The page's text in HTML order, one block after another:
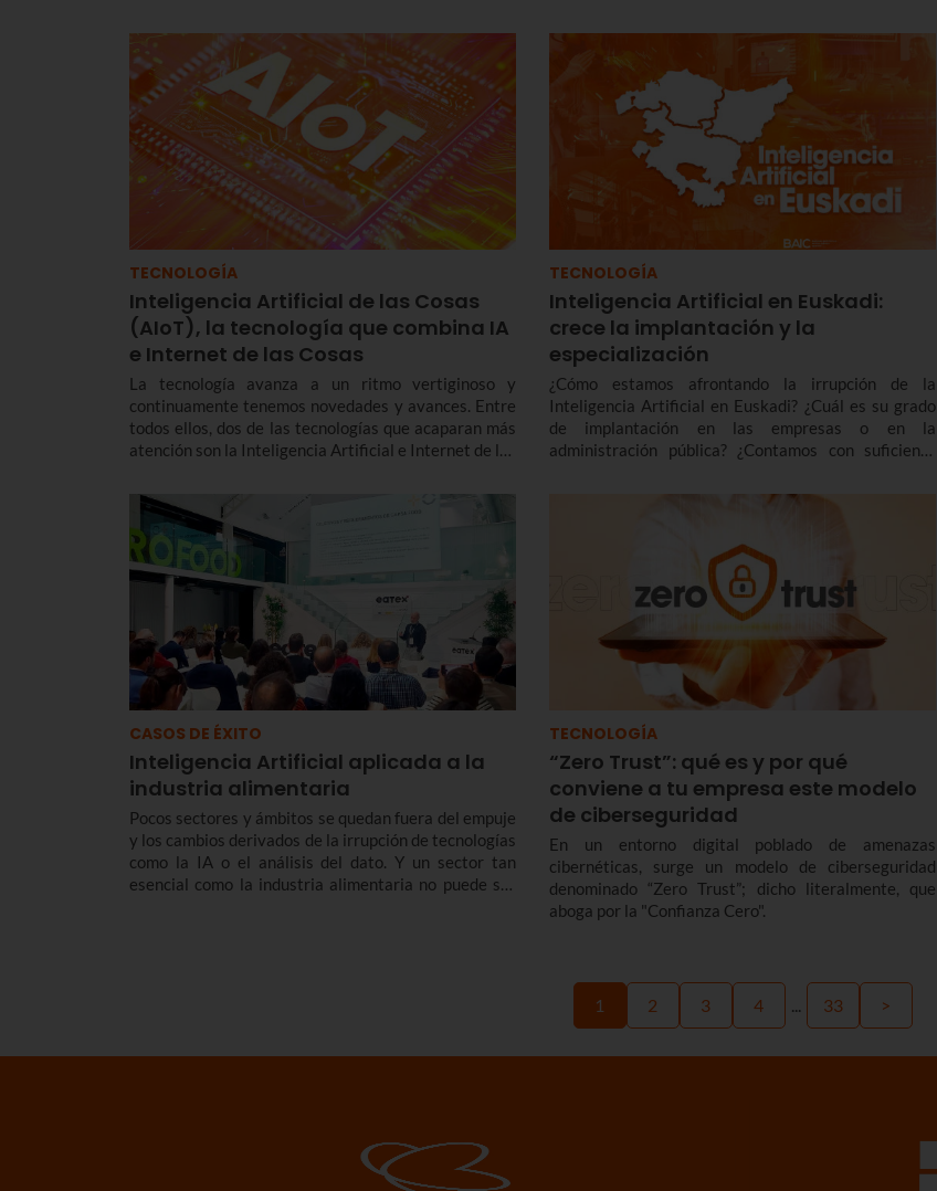
crecimiento económico derivados de la creciente
"datificación".
para mejorar la seguridad en la autenticación o el
control de accesos físicos y digitales.
TECNOLOGÍA
Inteligencia Artificial de las Cosas
(AIoT), la tecnología que combina IA
e Internet de las Cosas
La tecnología avanza a un ritmo vertiginoso y
continuamente tenemos novedades y avances. Entre
todos ellos, dos de las tecnologías que acaparan más
atención son la Inteligencia Artificial e Internet de las
ambas? ¿Cuáles son sus utilidades?
TECNOLOGÍA
Inteligencia Artificial en Euskadi:
crece la implantación y la
especialización
¿Cómo estamos afrontando la irrupción de la
Inteligencia Artificial en Euskadi? ¿Cuál es su grado
de implantación en las empresas o en la
administración pública? ¿Contamos con suficiente
respuesta un reciente informe publicado por BAIC,
CASOS DE ÉXITO
Inteligencia Artificial aplicada a la
industria alimentaria
Pocos sectores y ámbitos se quedan fuera del empuje
y los cambios derivados de la irrupción de tecnologías
como la IA o el análisis del dato. Y un sector tan
esencial como la industria alimentaria no puede ser
TECNOLOGÍA
“Zero Trust”: qué es y por qué
conviene a tu empresa este modelo
de ciberseguridad
En un entorno digital poblado de amenazas
cibernéticas, surge un modelo de ciberseguridad
denominado “Zero Trust”; dicho literalmente, que
aboga por la "Confianza Cero".
1 2 3 4 33 >